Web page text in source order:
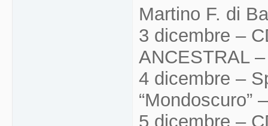
Martino F. di
3 dicembre –
ANCESTRAL
4 dicembre –
“Mondoscuro”
5 dicembre –